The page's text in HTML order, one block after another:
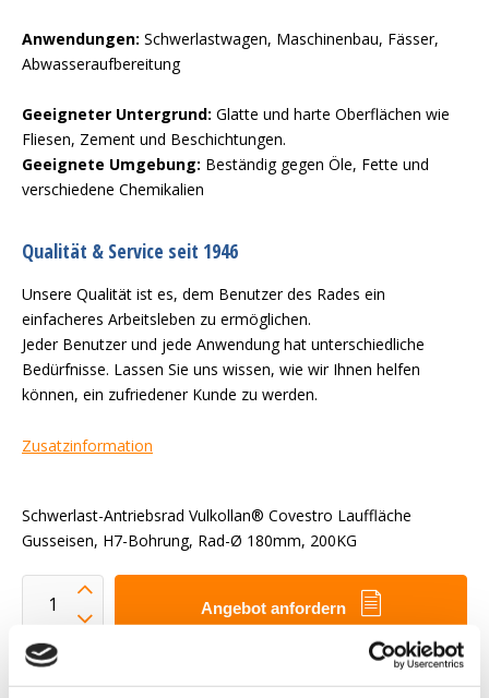
Anwendungen: Schwerlastwagen, Maschinenbau, Fässer,
Abwasseraufbereitung
Geeigneter Untergrund: Glatte und harte Oberflächen wie
Fliesen, Zement und Beschichtungen.
Geeignete Umgebung: Beständig gegen Öle, Fette und
verschiedene Chemikalien
Qualität & Service seit 1946
Unsere Qualität ist es, dem Benutzer des Rades ein
einfacheres Arbeitsleben zu ermöglichen.
Jeder Benutzer und jede Anwendung hat unterschiedliche
Bedürfnisse. Lassen Sie uns wissen, wie wir Ihnen helfen
können, ein zufriedener Kunde zu werden.
Zusatzinformation
Schwerlast-Antriebsrad Vulkollan® Covestro Lauffläche
Gusseisen, H7-Bohrung, Rad-Ø 180mm, 200KG
Angebot anfordern
Wir wollen Ihnen das Arbeitsleben erleichtern